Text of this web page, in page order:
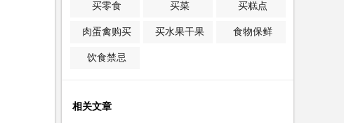
买零食 买菜 买糕点
肉蛋禽购买 买水果干果 食物保鲜
饮食禁忌
相关文章